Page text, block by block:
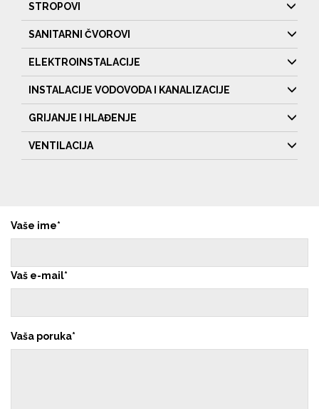
STROPOVI
SANITARNI ČVOROVI
ELEKTROINSTALACIJE
INSTALACIJE VODOVODA I KANALIZACIJE
GRIJANJE I HLAĐENJE
VENTILACIJA
Vaše ime
Vaš e-mail
Vaša poruka